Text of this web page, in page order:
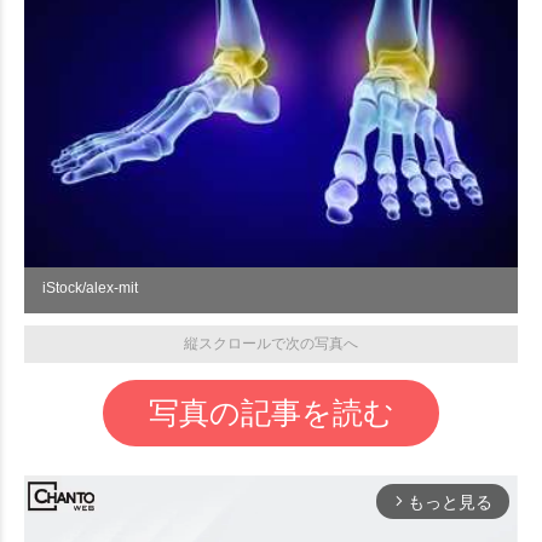
iStock/alex-mit
縦スクロールで次の写真へ
写真の記事を読む
arrow_forward_ios もっと見る